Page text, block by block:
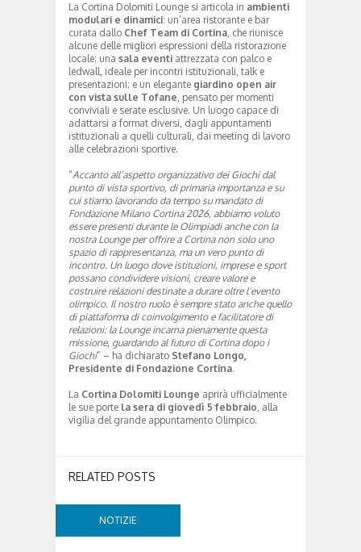
La Cortina Dolomiti Lounge si articola in ambienti
modulari e dinamici: un’area ristorante e bar
curata dallo Chef Team di Cortina, che riunisce
alcune delle migliori espressioni della ristorazione
locale; una sala eventi attrezzata con palco e
ledwall, ideale per incontri istituzionali, talk e
presentazioni; e un elegante giardino open air
con vista sulle Tofane, pensato per momenti
conviviali e serate esclusive. Un luogo capace di
adattarsi a format diversi, dagli appuntamenti
istituzionali a quelli culturali, dai meeting di lavoro
alle celebrazioni sportive.
“Accanto all’aspetto organizzativo dei Giochi dal
punto di vista sportivo, di primaria importanza e su
cui stiamo lavorando da tempo su mandato di
Fondazione Milano Cortina 2026, abbiamo voluto
essere presenti durante le Olimpiadi anche con la
nostra Lounge per offrire a Cortina non solo uno
spazio di rappresentanza, ma un vero punto di
incontro. Un luogo dove istituzioni, imprese e sport
possano condividere visioni, creare valore e
costruire relazioni destinate a durare oltre l’evento
olimpico. Il nostro ruolo è sempre stato anche quello
di piattaforma di coinvolgimento e facilitatore di
relazioni: la Lounge incarna pienamente questa
missione, guardando al futuro di Cortina dopo i
Giochi” – ha dichiarato Stefano Longo,
Presidente di Fondazione Cortina.
La Cortina Dolomiti Lounge aprirà ufficialmente
le sue porte la sera di giovedì 5 febbraio, alla
vigilia del grande appuntamento Olimpico.
RELATED POSTS
NOTIZIE